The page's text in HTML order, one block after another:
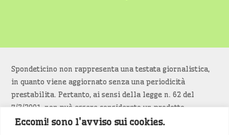
Eccomi! sono l'avviso sui cookies.
Spondeticino non rappresenta una testata giornalistica,
in quanto viene aggiornato senza una periodicità
prestabilita. Pertanto, ai sensi della legge n. 62 del
7/3/2001, non può essere considerato un prodotto
editoriale.